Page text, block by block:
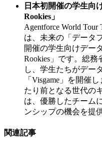
日本初開催の学生向
Rookies」
Agentforce World
は、未来の「データ
開催の学生向けデー
Rookies」です。総
し、学生たちがデー
「Visgame」を開催
たり前となる世代の
は、優勝したチーム
ンシップの機会を提
関連記事